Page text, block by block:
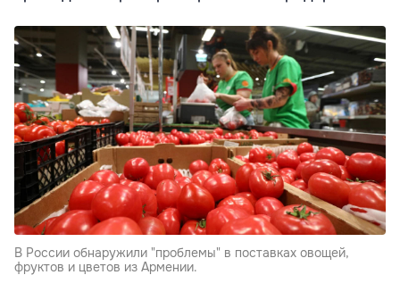
В России обнаружили "проблемы" в поставках овощей,
фруктов и цветов из Армении.